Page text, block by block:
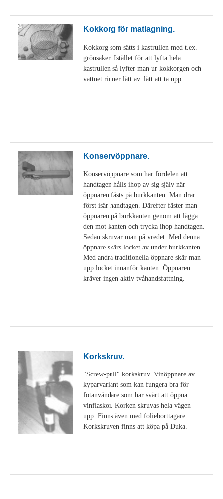
Kokkorg för matlagning.
Kokkorg som sätts i kastrullen med t.ex.
grönsaker. Istället för att lyfta hela
kastrullen så lyfter man ur kokkorgen och
vattnet rinner lätt av. lätt att ta upp.
Konservöppnare.
Konservöppnare som har fördelen att
handtagen hålls ihop av sig själv när
öppnaren fästs på burkkanten. Man drar
först isär handtagen. Därefter fäster man
öppnaren på burkkanten genom att lägga
den mot kanten och trycka ihop handtagen.
Sedan skruvar man på vredet. Med denna
öppnare skärs locket av under burkkanten.
Med andra traditionella öppnare skär man
upp locket innanför kanten. Öppnaren
kräver ingen aktiv tvåhandsfattning.
Korkskruv.
"Screw-pull" korkskruv. Vinöppnare av
kyparvariant som kan fungera bra för
fotanvändare som har svårt att öppna
vinflaskor. Korken skruvas hela vägen
upp. Finns även med folieborttagare.
Korkskruven finns att köpa på Duka.